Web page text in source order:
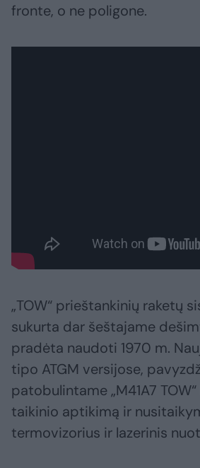
fronte, o ne poligone.
„TOW“ prieštankinių raketų
sukurta dar šeštajame
pradėta naudoti 1970 m.
tipo ATGM versijose,
patobulintame „M41A7
taikinio aptikimą ir
termovizorius ir lazerinis